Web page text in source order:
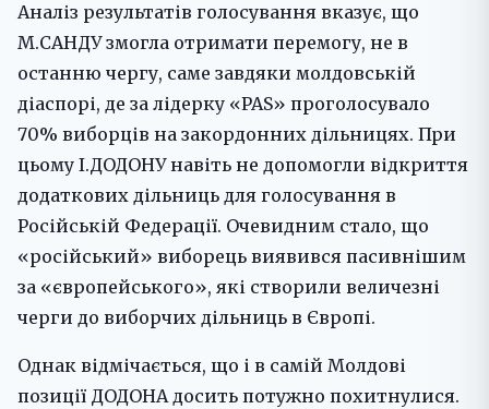
Аналіз результатів голосування вказує, що
М.САНДУ змогла отримати перемогу, не в
останню чергу, саме завдяки молдовській
діаспорі, де за лідерку «PAS» проголосувало
70% виборців на закордонних дільницях. При
цьому І.ДОДОНУ навіть не допомогли відкриття
додаткових дільниць для голосування в
Російській Федерації. Очевидним стало, що
«російський» виборець виявився пасивнішим
за «європейського», які створили величезні
черги до виборчих дільниць в Європі.
Однак відмічається, що і в самій Молдові
позиції ДОДОНА досить потужно похитнулися.